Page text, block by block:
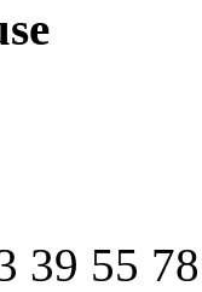
39 55 78